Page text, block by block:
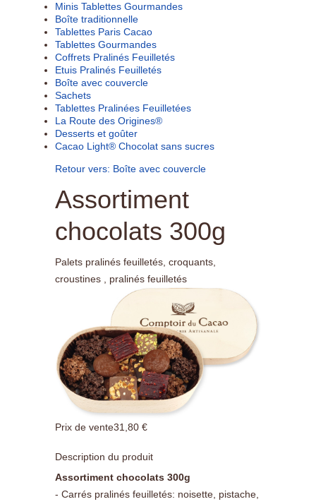
Minis Tablettes Gourmandes
Boîte traditionnelle
Tablettes Paris Cacao
Tablettes Gourmandes
Coffrets Pralinés Feuilletés
Etuis Pralinés Feuilletés
Boîte avec couvercle
Sachets
Tablettes Pralinées Feuilletées
La Route des Origines®
Desserts et goûter
Cacao Light® Chocolat sans sucres
Retour vers: Boîte avec couvercle
Assortiment
chocolats 300g
Palets pralinés feuilletés, croquants,
croustines , pralinés feuilletés
Prix ​​de vente31,80 €
Description du produit
Assortiment chocolats 300g
- Carrés pralinés feuilletés: noisette, pistache,